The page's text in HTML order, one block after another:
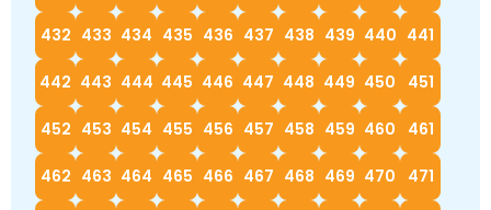
432 433 434 435 436 437 438 439 440 441
442 443 444 445 446 447 448 449 450 451
452 453 454 455 456 457 458 459 460 461
462 463 464 465 466 467 468 469 470 471